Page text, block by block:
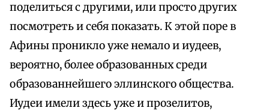
поделиться с другими, или просто других
посмотреть и себя показать. К этой поре в
Афины проникло уже немало и иудеев,
вероятно, более образованных среди
образованнейшего эллинского общества.
Иудеи имели здесь уже и прозелитов,